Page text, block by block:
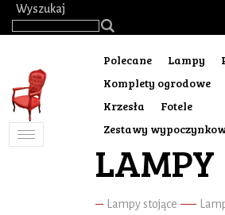
Wyszukaj
Toggle
Polecane Lampy
Komplety ogrodowe
Krzesła
Fotele
Zestawy
LAMPY
Lampy stojące